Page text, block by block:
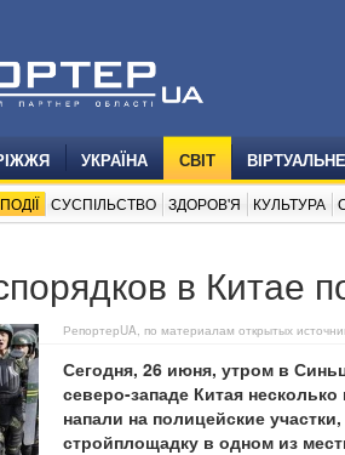
УКРАЇНА СВІТ
ПОДІЇ СУСПІЛЬСТВО ЗДОРОВ'Я КУЛЬТУРА
в Китае
РепортерUA, по материалам открытых
Сегодня, 26 июня, утром в
северо-западе Китая
напали на полицейские
стройплощадку в одном из